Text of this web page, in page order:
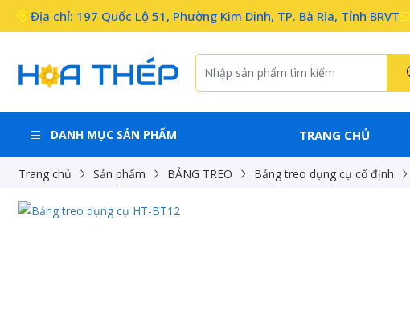
Địa chỉ: 197 Quốc Lộ 51, Phường Kim Dinh, TP. Bà Rịa, Tỉnh BRVT
DANH MỤC SẢN PHẨM TRANG CHỦ
Trang chủ Sản phẩm BẢNG TREO Bảng treo dụng cụ cố định